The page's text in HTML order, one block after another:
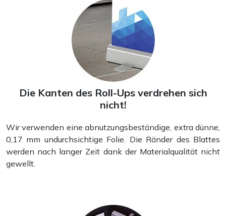
Die Kanten des Roll-Ups verdrehen sich
nicht!
Wir verwenden eine abnutzungsbeständige, extra dünne,
0,17 mm undurchsichtige Folie. Die Ränder des Blattes
werden nach langer Zeit dank der Materialqualität nicht
gewellt.